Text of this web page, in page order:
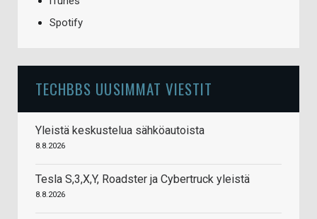
Spotify
TECHBBS UUSIMMAT VIESTIT
Yleistä keskustelua sähköautoista
8.8.2026
Tesla S,3,X,Y, Roadster ja Cybertruck yleistä
8.8.2026